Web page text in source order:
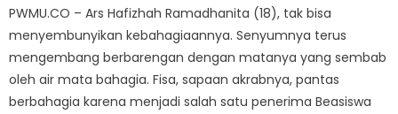
PWMU.CO – Ars Hafizhah Ramadhanita (18), tak bisa
menyembunyikan kebahagiaannya. Senyumnya terus
mengembang berbarengan dengan matanya yang sembab
oleh air mata bahagia. Fisa, sapaan akrabnya, pantas
berbahagia karena menjadi salah satu penerima Beasiswa